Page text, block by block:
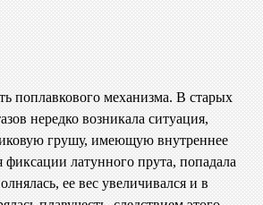
поплавкового механизма. В старых
нередко возникала ситуация,
грушу, имеющую внутреннее
фиксации латунного прута, попадала
ее вес увеличивался и в